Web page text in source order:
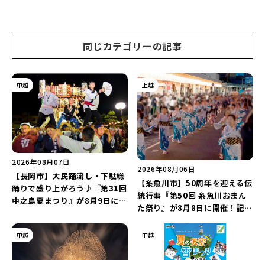
同じカテゴリーの記事
中越
2026年08月07日
【長岡市】大民踊流し・下駄総
踊りで盛り上がろう♪『第31回
中之島夏まつり』が8月9日に開
手”のシュート対決は必見♪
上越
2026年08月06日
【糸魚川市】50周年を迎える伝
統行事『第50回 糸魚川おまん
た祭り』が8月8日に開催！記念
を楽しもう♪
中越 中越